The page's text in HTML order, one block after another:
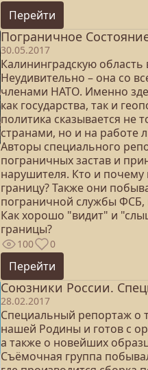
Перейти
Пограничное
30.05.2017
Калининградскую
Неудивительно – она со
членами НАТО. Именно
как государства, так и
политика сказывается не
странами, но и на работе
Авторы специального
пограничных застав и
нарушителя. Кто и почему
границу? Также они
пограничной службы ФСБ,
Как хорошо "видит" и
границы?
100 0
Перейти
Союзники России.
28.02.2017
Специальный репортаж о
нашей Родины и готов с
а также о новейших
Съёмочная группа